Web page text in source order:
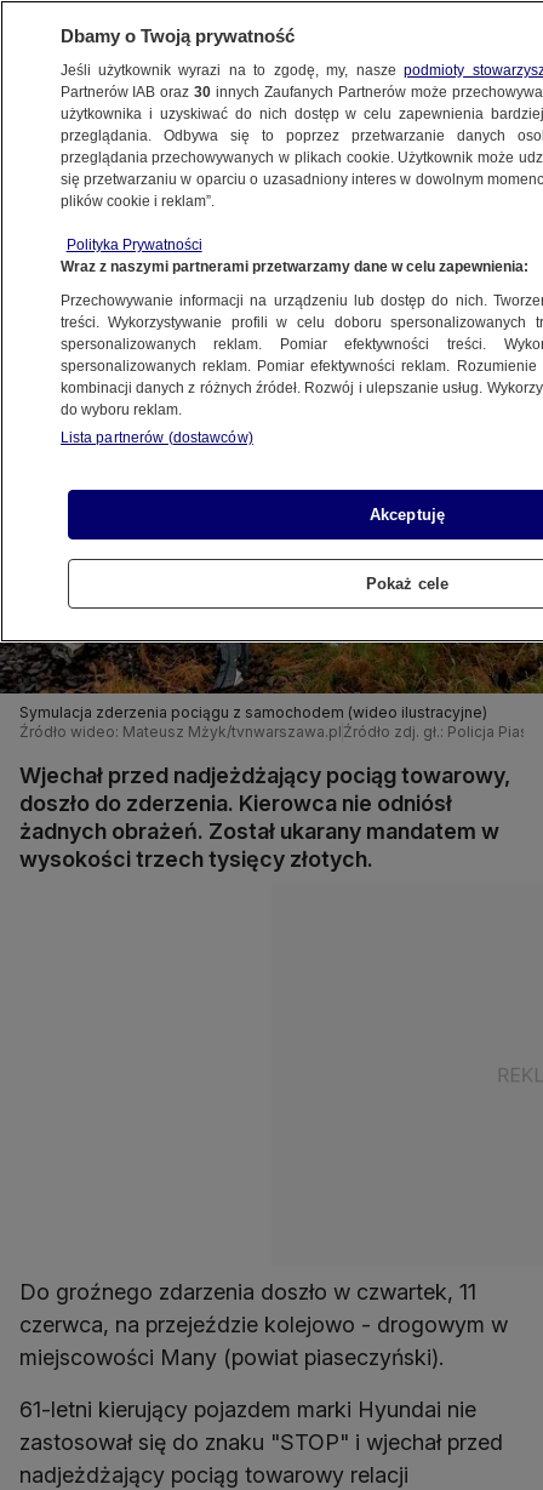
WARSZAWA
OKOLICE
12.06.2026, 19:53
Posłuchaj artykułu
Czyta lektor AI
Symulacja zderzenia pociągu z samochodem (wideo ilustracyjne)
Źródło wideo: Mateusz Mżyk/tvnwarszawa.pl Źródło zdj. gł.: Policja
Wjechał przed nadjeżdżający pociąg towarowy,
doszło do zderzenia. Kierowca nie odniósł
żadnych obrażeń. Został ukarany mandatem w
wysokości trzech tysięcy złotych.
Do groźnego zdarzenia doszło w czwartek, 11
czerwca, na przejeździe kolejowo - drogowym w
miejscowości Many (powiat piaseczyński).
61-letni kierujący pojazdem marki Hyundai nie
zastosował się do znaku "STOP" i wjechał przed
nadjeżdżający pociąg towarowy relacji
Dbamy o Twoją prywatność
Jeśli użytkownik wyrazi na to zgodę, my, naszepodmioty
Partnerów IAB oraz30 innych Zaufanych Partnerów może
użytkownika i uzyskiwać do nich dostęp w celu zapewnienia
przeglądania. Odbywa się to poprzez przetwarzanie danych
przeglądania przechowywanych w plikach cookie. Użytkownik może
się przetwarzaniu w oparciu o uzasadniony interes w dowolnym
plików cookie i reklam”.
Polityka Prywatności
Wraz z naszymi partnerami przetwarzamy dane w celu zapewnienia:
Przechowywanie informacji na urządzeniu lub dostęp do nich.
treści. Wykorzystywanie profili w celu doboru spersonalizowanych
spersonalizowanych reklam. Pomiar efektywności treści.
spersonalizowanych reklam. Pomiar efektywności reklam.
kombinacji danych z różnych źródeł. Rozwój i ulepszanie usług.
do wyboru reklam.
Lista partnerów (dostawców)
Akceptuję
Pokaż cele